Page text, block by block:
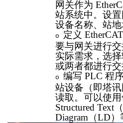
网关作为
站系统中。设
设备名称、站地
o 定义
要与网关进行
实际需求，选
或两者都进行交
o 编写 PLC 程
站设备（即塔
读取。可以使
Structured Text
Diagram（LD）